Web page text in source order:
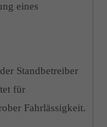
eines
Standbetreiber
für
Fahrlässigkeit.